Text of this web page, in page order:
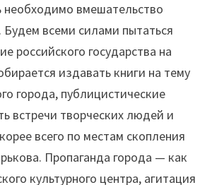
необходимо вмешательство
всеми силами пытаться
российского государства на
издавать книги на тему
города, публицистические
встречи творческих людей и
всего по местам скопления
Пропаганда города — как
культурного центра, агитация